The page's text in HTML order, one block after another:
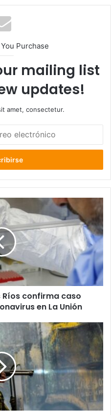
Purchase
mailing list
updates!
amet, consectetur.
Ríos confirma caso
en La Unión